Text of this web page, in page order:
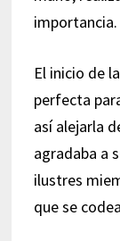
importancia.
El inicio de
perfecta
así alejarla
agradaba a
ilustres
que se